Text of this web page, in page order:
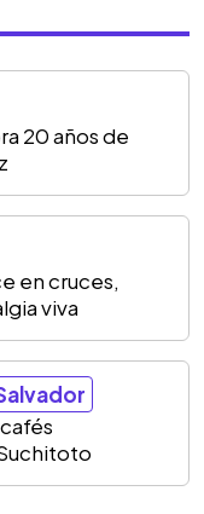
20 años de
en cruces,
viva